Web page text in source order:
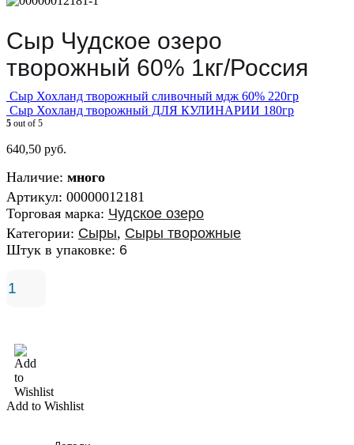
Сыр Чудское озеро
творожный 60% 1кг/Россия
Сыр Хохланд творожный сливочный мдж 60% 220гр
Сыр Хохланд творожный ДЛЯ КУЛИНАРИИ 180гр
5 out of 5
640,50 руб.
Наличие: много
Артикул: 00000012181
Торговая марка: Чудское озеро
Категории: Сыры, Сыры творожные
Штук в упаковке: 6
Add to Wishlist